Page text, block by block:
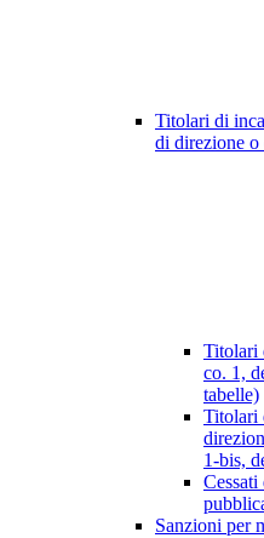
Titolari di
di direzione
Titolari
co. 1,
tabelle)
Titolari
1-bis,
Sanzioni per